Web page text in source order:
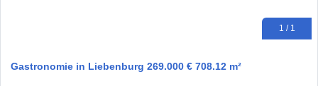
1 / 1
Gastronomie in Liebenburg 269.000 € 708.12 m²